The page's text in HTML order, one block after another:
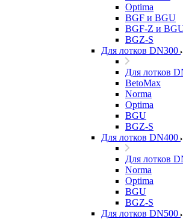
Optima
BGF и BGU
BGF-Z и
BGZ-S
Для лотков DN300
Для лотков
BetoMax
Norma
Optima
BGU
BGZ-S
Для лотков DN400
Для лотков
Norma
Optima
BGU
BGZ-S
Для лотков DN500